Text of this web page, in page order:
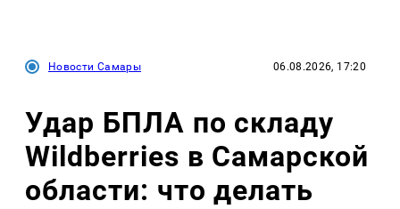
Новости Самары 06.08.2026, 17:20
Удар БПЛА по складу
Wildberries в Самарской
области: что делать